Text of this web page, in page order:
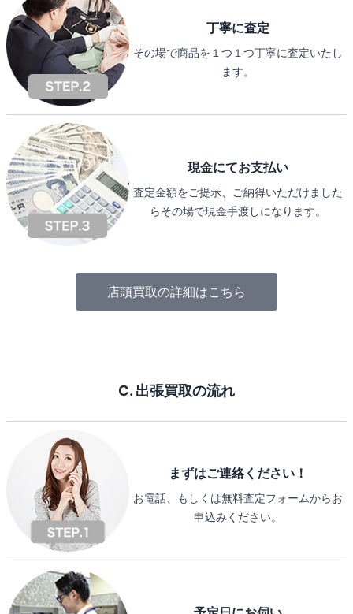
丁寧に査定
その場で商品を１つ１つ丁寧に査定いたし
ます。
現金にてお支払い
査定金額をご提示、ご納得いただけました
らその場で現金手渡しになります。
店頭買取の詳細はこちら
C. 出張買取の流れ
まずはご連絡ください！
お電話、もしくは無料査定フォームからお
申込みください。